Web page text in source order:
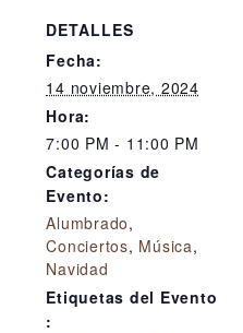
DETALLES
Fecha:
14 noviembre, 2024
Hora:
7:00 PM - 11:00 PM
Categorías de
Evento:
Alumbrado,
Conciertos, Música,
Navidad
Etiquetas del Evento
: